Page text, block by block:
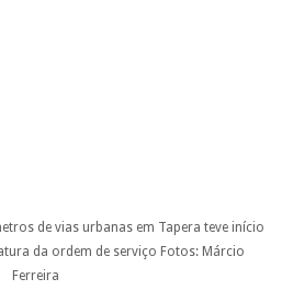
de vias urbanas em Tapera teve início
da ordem de serviço Fotos: Márcio
Ferreira